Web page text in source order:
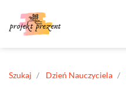
Szukaj Dzień Nauczyciela